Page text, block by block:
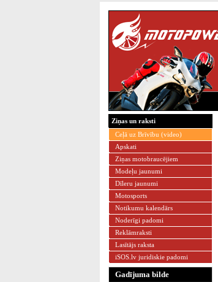
Ziņas un raksti
Ceļā uz Brīvību (video)
Apskati
Ziņas motobraucējiem
Modeļu jaunumi
Dīleru jaunumi
Motosports
Notikumu kalendārs
Noderīgi padomi
Reklāmraksti
Lasītājs raksta
iSOS.lv juridiskie padomi
Gadījuma bilde